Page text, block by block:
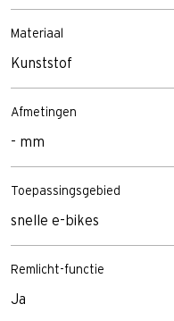
Materiaal
Kunststof
Afmetingen
- mm
Toepassingsgebied
snelle e-bikes
Remlicht-functie
Ja